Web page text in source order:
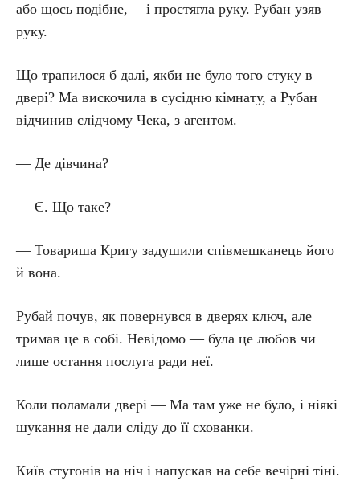
або щось подібне,— і простягла руку. Рубан узяв
руку.
Що трапилося б далі, якби не було того стуку в
двері? Ма вискочила в сусідню кімнату, а Рубан
відчинив слідчому Чека, з агентом.
— Де дівчина?
— Є. Що таке?
— Товариша Кригу задушили співмешканець його
й вона.
Рубай почув, як повернувся в дверях ключ, але
тримав це в собі. Невідомо — була це любов чи
лише остання послуга ради неї.
Коли поламали двері — Ма там уже не було, і ніякі
шукання не дали сліду до її схованки.
Київ стугонів на ніч і напускав на себе вечірні тіні.